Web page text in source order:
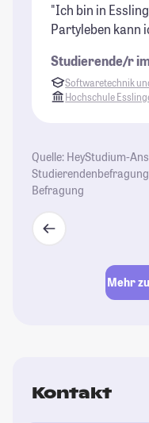
"Ich bin in
Partyleben kann
Studierende/r
Softwaretechnik
Hochschule
Quelle: HeyStudium-
Befragung
Mehr
Kontakt